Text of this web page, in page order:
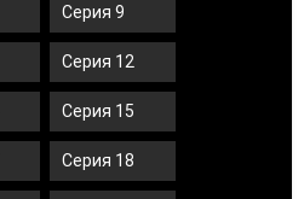
Серия 9
Серия 12
Серия 15
Серия 18